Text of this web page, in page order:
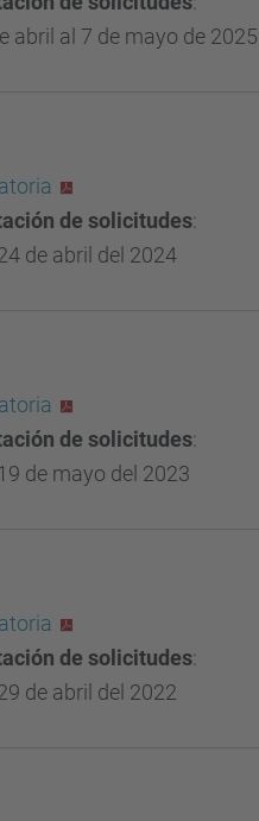
abril al 7 de mayo de 2025
de solicitudes:
de abril del 2024
de solicitudes:
de mayo del 2023
de solicitudes:
de abril del 2022